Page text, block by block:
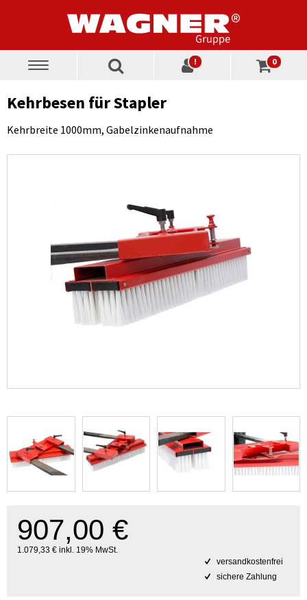
Toggle
! 0
Kehrbesen für Stapler
Kehrbreite 1000mm, Gabelzinkenaufnahme
907,00 €
1.079,33 € inkl. 19% MwSt.
versandkostenfrei
sichere Zahlung